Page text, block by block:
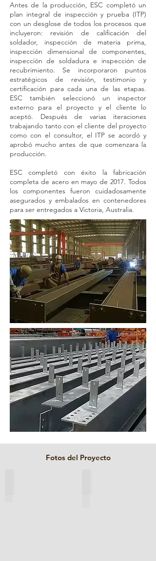
Antes de la producción, ESC completó un
plan integral de inspección y prueba (ITP)
con un desglose de todos los procesos que
incluyeron: revisión de calificación del
soldador, inspección de materia prima,
inspección dimensional de componentes,
inspección de soldadura e inspección de
recubrimiento. Se incorporaron puntos
estratégicos de revisión, testimonio y
certificación para cada una de las etapas.
ESC también seleccionó un inspector
externo para el proyecto y el cliente lo
aceptó. Después de varias iteraciones
trabajando tanto con el cliente del proyecto
como con el consultor, el ITP se acordó y
aprobó mucho antes de que comenzara la
producción.
ESC completó con éxito la fabricación
completa de acero en mayo de 2017. Todos
los componentes fueron cuidadosamente
asegurados y embalados en contenedores
para ser entregados a Victoria, Australia.
Fotos del Proyecto